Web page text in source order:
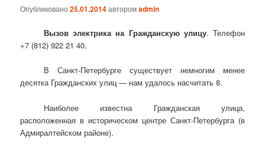
Опубликовано25.01.2014авторомadmin
Вызов электрика на Гражданскую улицу. Телефон
+7 (812) 922 21 40.
В Санкт-Петербурге существует немногим менее
десятка Гражданских улиц — нам удалось насчитать 8.
Наиболее известна Гражданская улица,
расположенная в историческом центре Санкт-Петербурга (в
Адмиралтейском районе).